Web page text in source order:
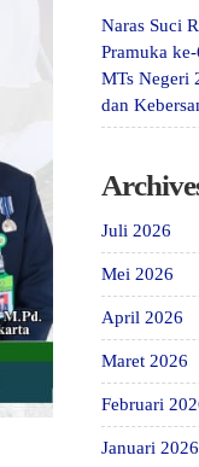
Naras Suci
Pramuka
MTs Negeri
dan
Juli 2026
Mei 2026
April 2026
Maret 2026
Februari
Januari 2026